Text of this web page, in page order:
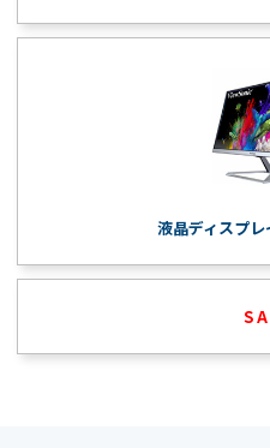
液晶ディスプ
S